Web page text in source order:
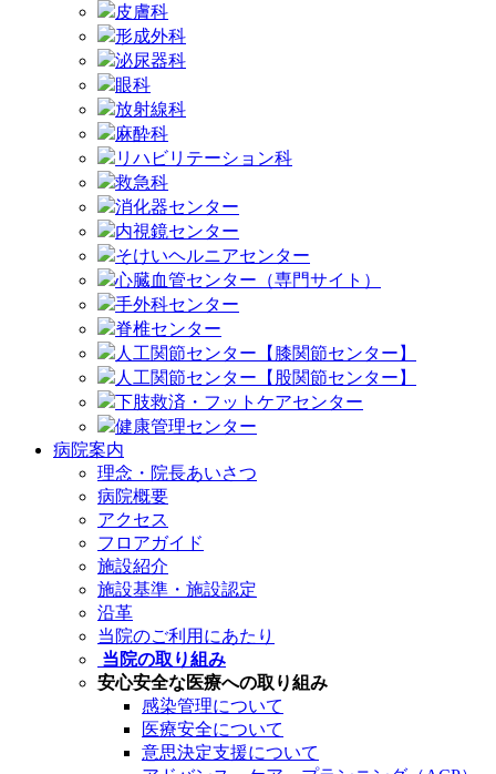
皮膚科
形成外科
泌尿器科
眼科
放射線科
麻酔科
リハビリテーション科
救急科
消化器センター
内視鏡センター
そけいヘルニアセンター
心臓血管センター（専門サイト）
手外科センター
脊椎センター
人工関節センター【膝関節センター】
人工関節センター【股関節センター】
下肢救済・フットケアセンター
健康管理センター
病院案内
理念・院長あいさつ
病院概要
アクセス
フロアガイド
施設紹介
施設基準・施設認定
沿革
当院のご利用にあたり
当院の取り組み
安心安全な医療への取り組み
感染管理について
医療安全について
意思決定支援について